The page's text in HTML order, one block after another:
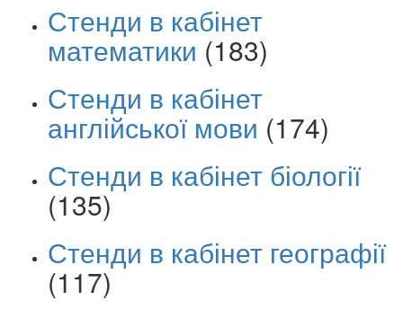
Стенди в кабінет
математики (183)
Стенди в кабінет
англійської мови (174)
Стенди в кабінет біології
(135)
Стенди в кабінет географії
(117)